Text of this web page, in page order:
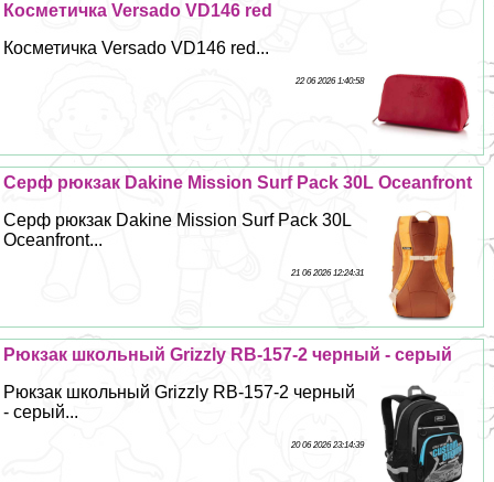
Косметичка Versado VD146 red
Косметичка Versado VD146 red...
22 06 2026 1:40:58
Серф рюкзак Dakine Mission Surf Pack 30L Oceanfront
Серф рюкзак Dakine Mission Surf Pack 30L
Oceanfront...
21 06 2026 12:24:31
Рюкзак школьный Grizzly RB-157-2 черный - серый
Рюкзак школьный Grizzly RB-157-2 черный
- серый...
20 06 2026 23:14:39